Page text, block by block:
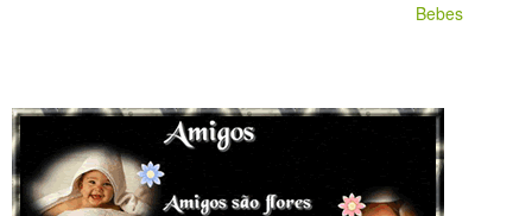
Bebes